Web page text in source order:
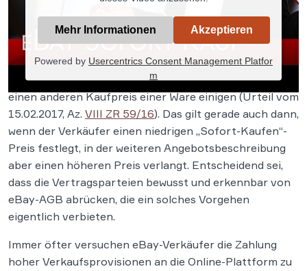
Mehr Informationen Akzeptieren
Powered by Usercentrics Consent Management Platfor
m
Der Bundesgerichtshof (BGH) hat entschieden, dass
der „Sofort-Kaufen“-Preis bei eBay nicht verbindlich
ist, wenn sich Verkäufer und Käufer individuell über
einen anderen Kaufpreis einer Ware einigen (Urteil vom
15.02.2017, Az. VIII ZR 59/16). Das gilt gerade auch dann,
wenn der Verkäufer einen niedrigen „Sofort-Kaufen“-
Preis festlegt, in der weiteren Angebotsbeschreibung
aber einen höheren Preis verlangt. Entscheidend sei,
dass die Vertragsparteien bewusst und erkennbar von
eBay-AGB abrücken, die ein solches Vorgehen
eigentlich verbieten.
Immer öfter versuchen eBay-Verkäufer die Zahlung
hoher Verkaufsprovisionen an die Online-Plattform zu